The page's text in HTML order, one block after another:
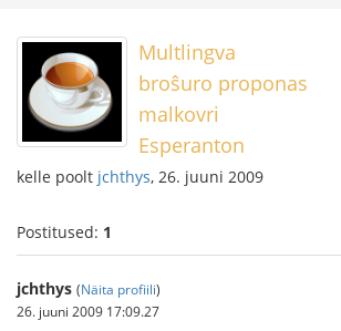
Multlingva
broŝuro proponas
malkovri
Esperanton
kelle poolt jchthys, 26. juuni 2009
Postitused: 1
jchthys (Näita profiili)
26. juuni 2009 17:09.27